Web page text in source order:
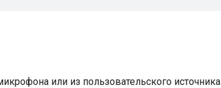
или из пользовательского источника